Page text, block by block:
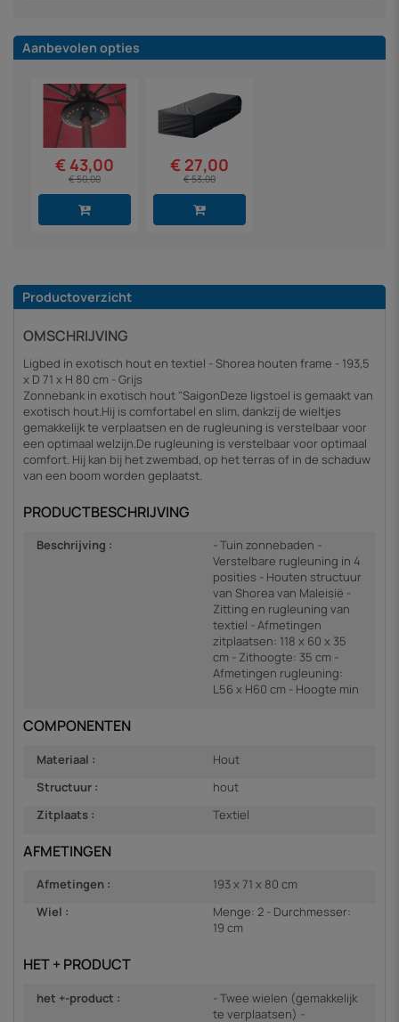
Aanbevolen opties
€ 43,00
€ 50,00
€ 27,00
€ 53,00
Productoverzicht
OMSCHRIJVING
Ligbed in exotisch hout en textiel - Shorea houten frame - 193,5
x D 71 x H 80 cm - Grijs
Zonnebank in exotisch hout "SaigonDeze ligstoel is gemaakt van
exotisch hout.Hij is comfortabel en slim, dankzij de wieltjes
gemakkelijk te verplaatsen en de rugleuning is verstelbaar voor
een optimaal welzijn.De rugleuning is verstelbaar voor optimaal
comfort. Hij kan bij het zwembad, op het terras of in de schaduw
van een boom worden geplaatst.
PRODUCTBESCHRIJVING
Beschrijving :
- Tuin zonnebaden -
Verstelbare rugleuning in 4
posities - Houten structuur
van Shorea van Maleisië -
Zitting en rugleuning van
textiel - Afmetingen
zitplaatsen: 118 x 60 x 35
cm - Zithoogte: 35 cm -
Afmetingen rugleuning:
L56 x H60 cm - Hoogte min
COMPONENTEN
Materiaal :
Hout
Structuur :
hout
Zitplaats :
Textiel
AFMETINGEN
Afmetingen :
193 x 71 x 80 cm
Wiel :
Menge: 2 - Durchmesser:
19 cm
HET + PRODUCT
het +-product :
- Twee wielen (gemakkelijk
te verplaatsen) -